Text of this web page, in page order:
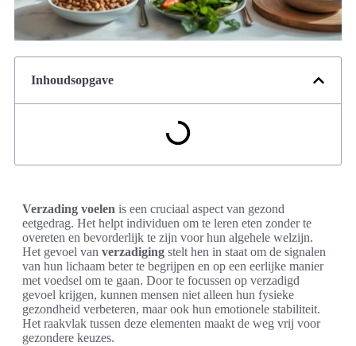
Inhoudsopgave
Verzading voelen is een cruciaal aspect van gezond
eetgedrag. Het helpt individuen om te leren eten zonder te
overeten en bevorderlijk te zijn voor hun algehele welzijn.
Het gevoel van verzadiging stelt hen in staat om de signalen
van hun lichaam beter te begrijpen en op een eerlijke manier
met voedsel om te gaan. Door te focussen op verzadigd
gevoel krijgen, kunnen mensen niet alleen hun fysieke
gezondheid verbeteren, maar ook hun emotionele stabiliteit.
Het raakvlak tussen deze elementen maakt de weg vrij voor
gezondere keuzes.